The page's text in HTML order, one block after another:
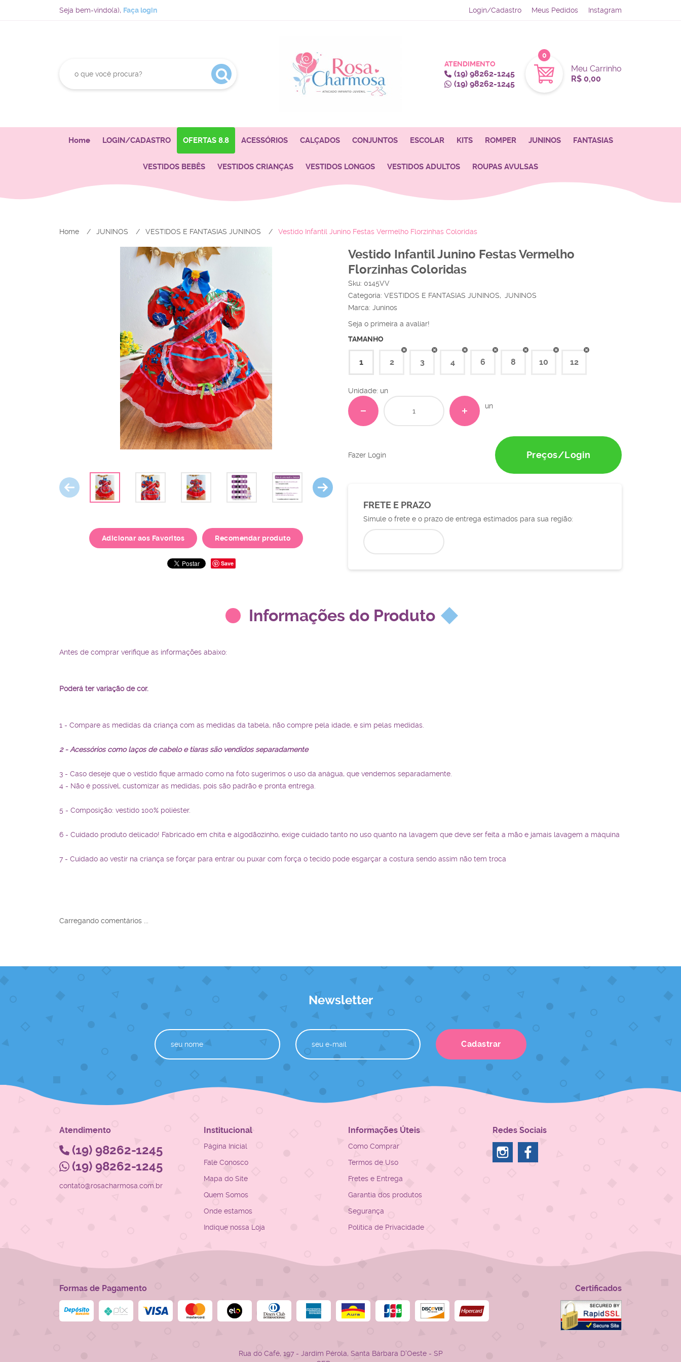
Seja bem-vindo(a), Faça login Login/Cadastro Meus Pedidos Instagram
ATENDIMENTO
(19)98262-1245
(19)98262-1245
Meu Carrinho
0
R$ 0,00
Home LOGIN/CADASTRO OFERTAS 8.8 ACESSÓRIOS CALÇADOS CONJUNTOS ESCOLAR KITS ROMPER JUNINOS FANTASIAS
VESTIDOS BEBÊS VESTIDOS CRIANÇAS VESTIDOS LONGOS VESTIDOS ADULTOS ROUPAS AVULSAS
Home JUNINOS VESTIDOS E FANTASIAS JUNINOS Vestido Infantil Junino Festas Vermelho Florzinhas Coloridas
Adicionar aos Favoritos Recomendar produto
Save
Vestido Infantil Junino Festas Vermelho
Florzinhas Coloridas
Sku: 0145VV
Categoria: VESTIDOS E FANTASIAS JUNINOS
JUNINOS
Marca: Juninos
Seja o primeira a avaliar!
TAMANHO
1 2 3 4 6 8 10 12
Unidade: un
un
Fazer Login Preços/Login
FRETE E PRAZO
Simule o frete e o prazo de entrega estimados para sua região:
Informações do Produto
Antes de comprar verifique as informações abaixo:
Poderá ter variação de cor.
1 - Compare as medidas da criança com as medidas da tabela, não compre pela idade, e sim pelas medidas.
2 - Acessórios como laços de cabelo e tiaras são vendidos separadamente
3 - Caso deseje que o vestido fique armado como na foto sugerimos o uso da anágua, que vendemos separadamente.
4 - Não é possível, customizar as medidas, pois são padrão e pronta entrega.
5 - Composição: vestido 100% poliéster.
6 - Cuidado produto delicado! Fabricado em chita e algodãozinho, exige cuidado tanto no uso quanto na lavagem que deve ser feita a mão e jamais lavagem a máquina
7 - Cuidado ao vestir na criança se forçar para entrar ou puxar com força o tecido pode esgarçar a costura sendo assim não tem troca
Carregando comentários ...
Newsletter
Cadastrar
Atendimento
(19) 98262-1245
(19) 98262-1245
contato@rosacharmosa.com.br
Institucional
Página Inicial
Fale Conosco
Mapa do Site
Quem Somos
Onde estamos
Indique nossa Loja
Informações Úteis
Como Comprar
Termos de Uso
Fretes e Entrega
Garantia dos produtos
Segurança
Política de Privacidade
Redes Sociais
Formas de Pagamento Certificados
Rua do Café, 197- Jardim Pérola, Santa Bárbara D'Oeste- SP